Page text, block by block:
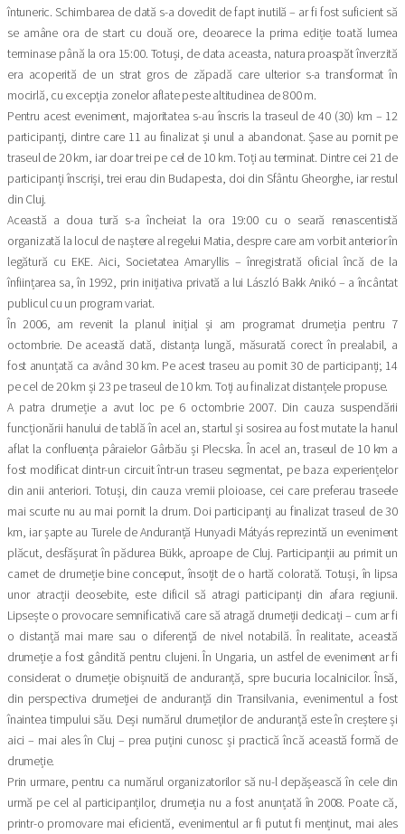
întuneric. Schimbarea de dată s-a dovedit de fapt inutilă – ar fi fost suficient să
se amâne ora de start cu două ore, deoarece la prima ediție toată lumea
terminase până la ora 15:00. Totuși, de data aceasta, natura proaspăt înverzită
era acoperită de un strat gros de zăpadă care ulterior s-a transformat în
mocirlă, cu excepția zonelor aflate peste altitudinea de 800 m.
Pentru acest eveniment, majoritatea s-au înscris la traseul de 40 (30) km – 12
participanți, dintre care 11 au finalizat și unul a abandonat. Șase au pornit pe
traseul de 20 km, iar doar trei pe cel de 10 km. Toți au terminat. Dintre cei 21 de
participanți înscriși, trei erau din Budapesta, doi din Sfântu Gheorghe, iar restul
din Cluj.
Această a doua tură s-a încheiat la ora 19:00 cu o seară renascentistă
organizată la locul de naștere al regelui Matia, despre care am vorbit anterior în
legătură cu EKE. Aici, Societatea Amaryllis – înregistrată oficial încă de la
înființarea sa, în 1992, prin inițiativa privată a lui László Bakk Anikó – a încântat
publicul cu un program variat.
În 2006, am revenit la planul inițial și am programat drumeția pentru 7
octombrie. De această dată, distanța lungă, măsurată corect în prealabil, a
fost anunțată ca având 30 km. Pe acest traseu au pornit 30 de participanți; 14
pe cel de 20 km și 23 pe traseul de 10 km. Toți au finalizat distanțele propuse.
A patra drumeție a avut loc pe 6 octombrie 2007. Din cauza suspendării
funcționării hanului de tablă în acel an, startul și sosirea au fost mutate la hanul
aflat la confluența pâraielor Gârbău și Plecska. În acel an, traseul de 10 km a
fost modificat dintr-un circuit într-un traseu segmentat, pe baza experiențelor
din anii anteriori. Totuși, din cauza vremii ploioase, cei care preferau traseele
mai scurte nu au mai pornit la drum. Doi participanți au finalizat traseul de 30
km, iar șapte au Turele de Anduranță Hunyadi Mátyás reprezintă un eveniment
plăcut, desfășurat în pădurea Bükk, aproape de Cluj. Participanții au primit un
carnet de drumeție bine conceput, însoțit de o hartă colorată. Totuși, în lipsa
unor atracții deosebite, este dificil să atragi participanți din afara regiunii.
Lipsește o provocare semnificativă care să atragă drumeții dedicați – cum ar fi
o distanță mai mare sau o diferență de nivel notabilă. În realitate, această
drumeție a fost gândită pentru clujeni. În Ungaria, un astfel de eveniment ar fi
considerat o drumeție obișnuită de anduranță, spre bucuria localnicilor. Însă,
din perspectiva drumeției de anduranță din Transilvania, evenimentul a fost
înaintea timpului său. Deși numărul drumeților de anduranță este în creștere și
aici – mai ales în Cluj – prea puțini cunosc și practică încă această formă de
drumeție.
Prin urmare, pentru ca numărul organizatorilor să nu-l depășească în cele din
urmă pe cel al participanților, drumeția nu a fost anunțată în 2008. Poate că,
printr-o promovare mai eficientă, evenimentul ar fi putut fi menținut, mai ales